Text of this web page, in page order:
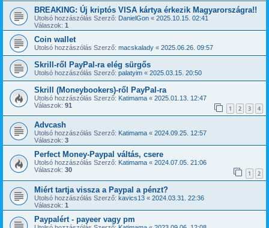
BREAKING: Új kriptós VISA kártya érkezik Magyarországra!!
Utolsó hozzászólás Szerző: DanielGon « 2025.10.15. 02:41
Válaszok: 1
Coin wallet
Utolsó hozzászólás Szerző: macskalady « 2025.06.26. 09:57
Skrill-ről PayPal-ra elég sürgős
Utolsó hozzászólás Szerző: palatyim « 2025.03.15. 20:50
Skrill (Moneybookers)-ről PayPal-ra
Utolsó hozzászólás Szerző: Katimama « 2025.01.13. 12:47
Válaszok: 91 1 2 3 4
Advcash
Utolsó hozzászólás Szerző: Katimama « 2024.09.25. 12:57
Válaszok: 3
Perfect Money-Paypal váltás, csere
Utolsó hozzászólás Szerző: Katimama « 2024.07.05. 21:06
Válaszok: 30 1 2
Miért tartja vissza a Paypal a pénzt?
Utolsó hozzászólás Szerző: kavics13 « 2024.03.31. 22:36
Válaszok: 1
Paypalért - payeer vagy pm